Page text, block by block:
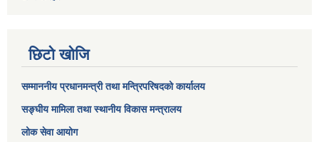
छिटो खोजि
सम्माननीय प्रधानमन्त्री तथा मन्त्रिपरिषद‌को कार्यालय
सङ्घीय मामिला तथा स्थानीय विकास मन्त्रालय
लोक सेवा आयोग